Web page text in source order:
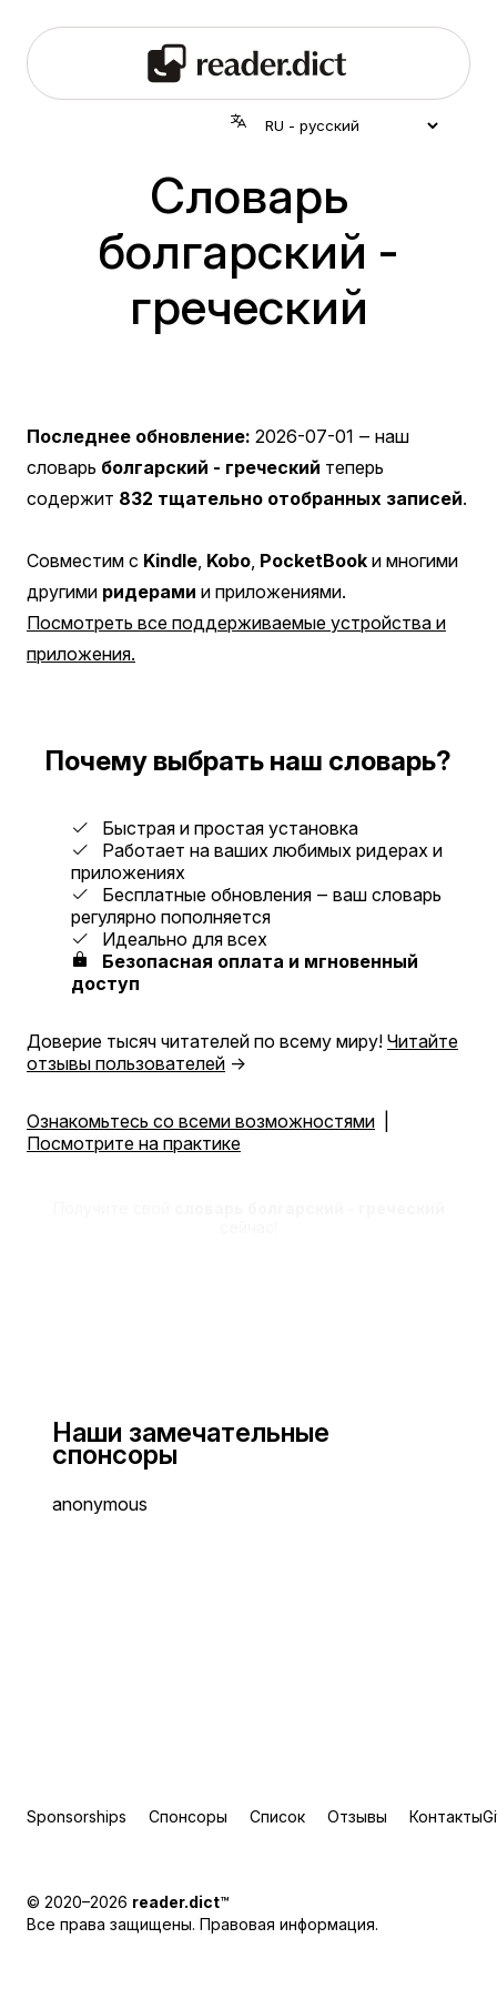
Словарь
болгарский -
греческий
Последнее обновление: 2026-07-01 ‒ наш
словарь болгарский - греческий теперь
содержит 832 тщательно отобранных записей.
Совместим с Kindle Kobo PocketBook и многими
другими ридерами и приложениями.
Посмотреть все поддерживаемые устройства и
приложения.
Почему выбрать наш словарь?
Быстрая и простая установка
Работает на ваших любимых ридерах и
приложениях
Бесплатные обновления ‒ ваш словарь
регулярно пополняется
Идеально для всех
Безопасная оплата и мгновенный
доступ
Доверие тысяч читателей по всему миру! Читайте
отзывы пользователей →
Ознакомьтесь со всеми возможностями
Посмотрите на практике
Наши замечательные
спонсоры
anonymous
Sponsorships Спонсоры Список Отзывы Контакты
© 2020–2026 reader.dict™
Все права защищены. Правовая информация.